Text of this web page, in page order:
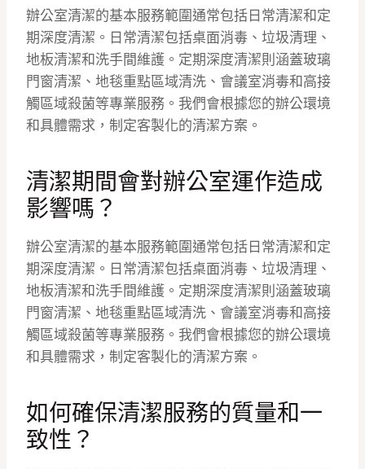
辦公室清潔的基本服務範圍通常包括日常清潔和定
期深度清潔。日常清潔包括桌面消毒、垃圾清理、
地板清潔和洗手間維護。定期深度清潔則涵蓋玻璃
門窗清潔、地毯重點區域清洗、會議室消毒和高接
觸區域殺菌等專業服務。我們會根據您的辦公環境
和具體需求，制定客製化的清潔方案。
清潔期間會對辦公室運作造成
影響嗎？
辦公室清潔的基本服務範圍通常包括日常清潔和定
期深度清潔。日常清潔包括桌面消毒、垃圾清理、
地板清潔和洗手間維護。定期深度清潔則涵蓋玻璃
門窗清潔、地毯重點區域清洗、會議室消毒和高接
觸區域殺菌等專業服務。我們會根據您的辦公環境
和具體需求，制定客製化的清潔方案。
如何確保清潔服務的質量和一
致性？